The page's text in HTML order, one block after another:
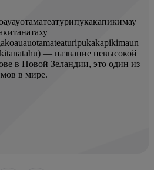
— название невысокой
в Новой Зеландии, это один из
в мире.